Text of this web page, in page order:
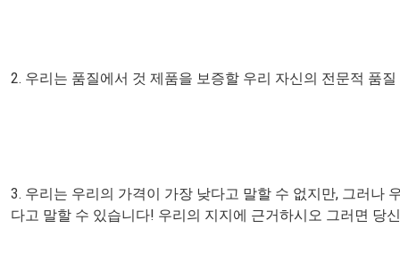
2. 우리는 품질에서 것 제품을 보증할 우리 자신의 전문적 품
3. 우리는 우리의 가격이 가장 낮다고 말할 수 없지만, 그러나
다고 말할 수 있습니다! 우리의 지지에 근거하시오 그러면 당